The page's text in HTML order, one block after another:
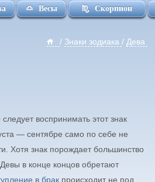
Весы Скорпион
/ Знаки зодиака / Дева
воспринимать этот знак
— сентябре само по себе не
Хотя знак порождает большинство
в конце концов обретают
в брак происходит не под